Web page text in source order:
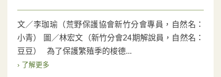
文／李珈瑜（荒野保護協會新竹分會專員，自然名：
小青） 圖／林宏文（新竹分會24期解說員，自然名：
豆豆） 為了保護繁殖季的梭德...
› 了解更多